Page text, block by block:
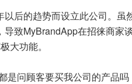
后的趋势而设立此公司。虽
致MyBrandApp在招徕商家
大功能。
是问顾客要买我公司的产品